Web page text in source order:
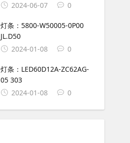
2024-06-07
0
灯条：5800-W50005-0P00
JL.D50
2024-01-08
0
灯条：LED60D12A-ZC62AG-
05 303
2024-01-08
0